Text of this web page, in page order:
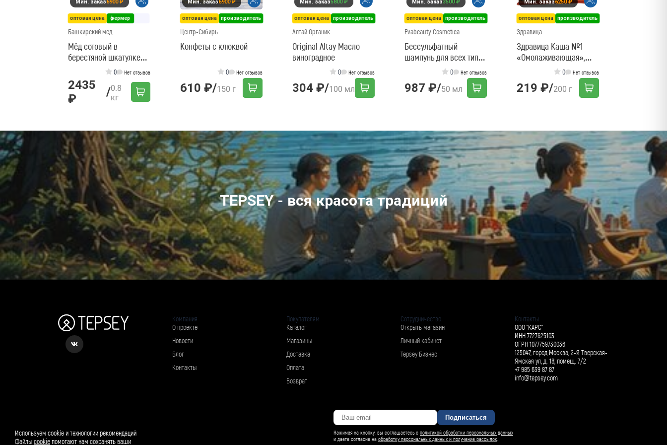
Мин. заказ6900 ₽
оптовая цена фермер
Башкирский мед
Мёд сотовый в
берестяной шкатулке
0 Нет отзывов
2435
₽
/0.8
кг
Мин. заказ6900 ₽
оптовая цена производитель
Центр-Сибирь
Конфеты с клюквой
0 Нет отзывов
610 ₽/150 г
Мин. заказ5800 ₽
оптовая цена производитель
Алтай Органик
Original Altay Масло
виноградное
0 Нет отзывов
304 ₽/100 мл
Мин. заказ3500 ₽
оптовая цена производитель
Evabeauty Cosmetica
Бессульфатный
шампунь для всех типов
волос - 50мл 0 Нет отзывов
987 ₽/50 мл
Мин. заказ6250 ₽
оптовая цена производитель
Здравица
Здравица Каша №1
«Омолаживающая»,
0 Нет отзывов
219 ₽/200 г
TEPSEY - вся красота традиций
Компания
О проекте
Новости
Блог
Контакты
Покупателям
Каталог
Магазины
Доставка
Оплата
Возврат
Сотрудничество
Открыть магазин
Личный кабинет
Tepsey Бизнес
Контакты
ООО "КАРС"
ИНН 7727625103
ОГРН 1077759730036
125047, город Москва, 2-Я Тверская-
Ямская ул, д. 18, помещ. 7/2
+7 985 639 87 87
info@tepsey.com
Рассылка о вкусном и полезном
Подписаться
Нажимая на кнопку, вы соглашаетесь с политикой обработки персональных данных
и даете согласие на обработку персональных данных и получение рассылок
Используем cookie и технологии рекомендаций
Файлыcookie помогают нам сохранять ваши